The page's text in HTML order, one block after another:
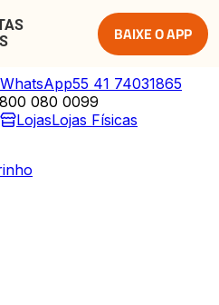
BAIXE O APP
55 41 74031865
080 0099
LojasLojas Físicas